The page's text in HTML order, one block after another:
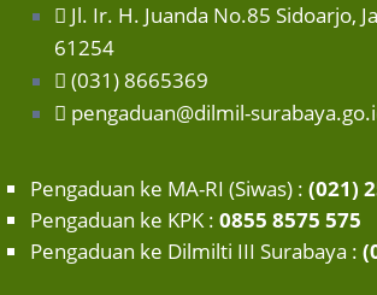
Jl. Ir. H. Juanda No.85 Sidoarjo,
61254
(031) 8665369
pengaduan@dilmil-
Pengaduan ke MA-RI (Siwas) : (021)
Pengaduan ke KPK : 0855 8575 575
Pengaduan ke Dilmilti III Surabaya :